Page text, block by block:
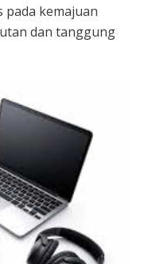
kemajuan
dan tanggung